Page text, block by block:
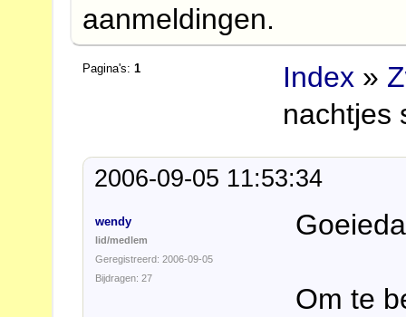
aanmeldingen.
Pagina's:1 Index »
nachtjes
2006-09-05 11:53:34
wendy
lid/medlem
Geregistreerd: 2006-09-05
Bijdragen: 27
Om te